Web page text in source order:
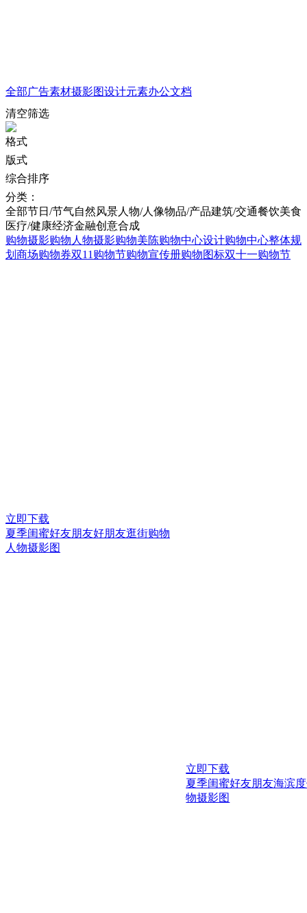
全部广告素材摄影图设计元素办公文档
清空筛选
格式
版式
综合排序
分类：
全部节日/节气自然风景人物/人像物品/产品建筑/交通餐饮美食
医疗/健康经济金融创意合成
购物摄影购物人物摄影购物美陈购物中心设计购物中心整体规
划 商场购物券双11购物节购物宣传册购物图标双十一购物节
立即下载
夏季闺蜜好友朋友好朋友逛街购物
人物摄影图
立即下载
夏季闺蜜好友朋友海滨
物摄影图